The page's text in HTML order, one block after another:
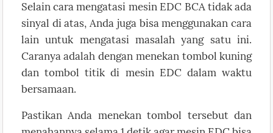
Selain cara mengatasi mesin EDC BCA tidak ada
sinyal di atas, Anda juga bisa menggunakan cara
lain untuk mengatasi masalah yang satu ini.
Caranya adalah dengan menekan tombol kuning
dan tombol titik di mesin EDC dalam waktu
bersamaan.
Pastikan Anda menekan tombol tersebut dan